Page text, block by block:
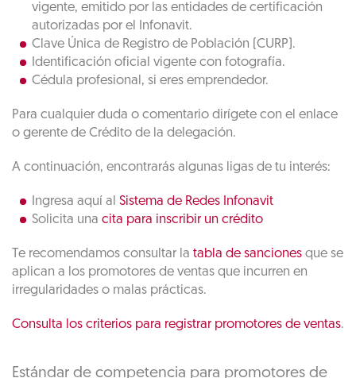
vigente, emitido por las entidades de certificación
autorizadas por el Infonavit.
Clave Única de Registro de Población (CURP).
Identificación oficial vigente con fotografía.
Cédula profesional, si eres emprendedor.
Para cualquier duda o comentario dirígete con el enlace
o gerente de Crédito de la delegación.
A continuación, encontrarás algunas ligas de tu interés:
Ingresa aquí alSistema de Redes Infonavit
Solicita unacita para inscribir un crédito
Te recomendamos consultar la tabla de sanciones que se
aplican a los promotores de ventas que incurren en
irregularidades o malas prácticas.
Consulta los criterios para registrar promotores de ventas.
Estándar de competencia para promotores de